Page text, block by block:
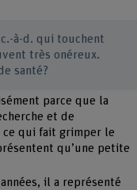
à-d. qui touchent
très onéreux.
santé?
parce que la
et de
qui fait grimper le
qu’une petite
il a représenté